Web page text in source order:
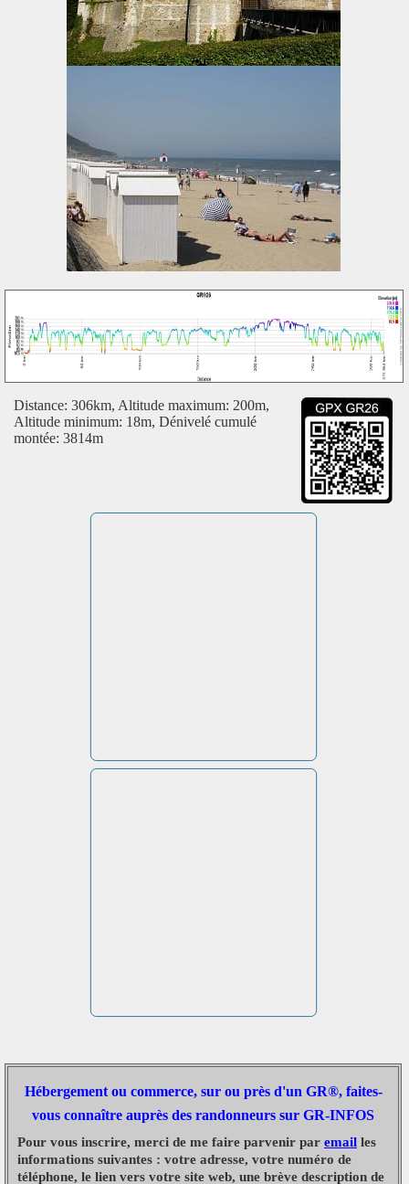
Distance: 306km, Altitude maximum: 200m,
Altitude minimum: 18m, Dénivelé cumulé
montée: 3814m
Hébergement ou commerce, sur ou près d'un GR®, faites-
vous connaître auprès des randonneurs sur GR-INFOS
Pour vous inscrire, merci de me faire parvenir par email les
informations suivantes : votre adresse, votre numéro de
téléphone, le lien vers votre site web, une brève description de